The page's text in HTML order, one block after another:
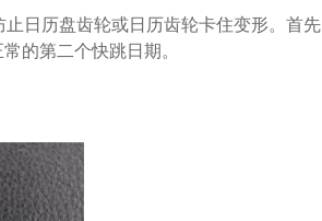
日历盘齿轮或日历齿轮卡住变形。首先
的第二个快跳日期。